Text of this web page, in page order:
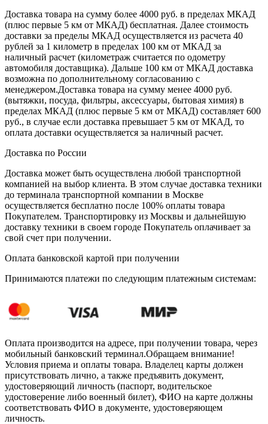
Доставка товара на сумму более 4000 руб. в пределах МКАД
(плюс первые 5 км от МКАД) бесплатная. Далее стоимость
доставки за пределы МКАД осуществляется из расчета 40
рублей за 1 километр в пределах 100 км от МКАД за
наличный расчет (километраж считается по одометру
автомобиля доставщика). Дальше 100 км от МКАД доставка
возможна по дополнительному согласованию с
менеджером.Доставка товара на сумму менее 4000 руб.
(вытяжки, посуда, фильтры, аксессуары, бытовая химия) в
пределах МКАД (плюс первые 5 км от МКАД) составляет 600
руб., в случае если доставка превышает 5 км от МКАД, то
оплата доставки осуществляется за наличный расчет.
Доставка по России
Доставка может быть осуществлена любой транспортной
компанией на выбор клиента. В этом случае доставка техники
до терминала транспортной компании в Москве
осуществляется бесплатно после 100% оплаты товара
Покупателем. Транспортировку из Москвы и дальнейшую
доставку техники в своем городе Покупатель оплачивает за
свой счет при получении.
Оплата банковской картой при получении
Принимаются платежи по следующим платежным системам:
Оплата производится на адресе, при получении товара, через
мобильный банковский терминал.Обращаем внимание!
Условия приема и оплаты товара. Владелец карты должен
присутствовать лично, а также предъявить документ,
удостоверяющий личность (паспорт, водительское
удостоверение либо военный билет), ФИО на карте должны
соответствовать ФИО в документе, удостоверяющем
личность.